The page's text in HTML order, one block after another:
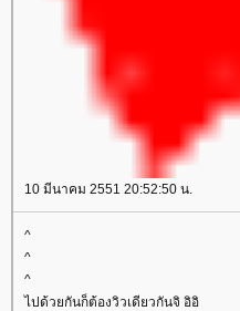
10 มีนาคม 2551 20:52:50 น.
^
^
^
ไปด้วยกันก็ต้องวิวเดียวกันจิ อิอิ